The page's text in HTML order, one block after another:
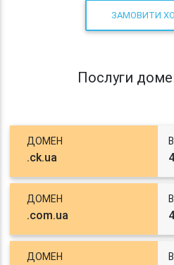
ЗАМОВИТИ
Послуги
ДОМЕН
.ck.ua
ДОМЕН
.com.ua
ДОМЕН